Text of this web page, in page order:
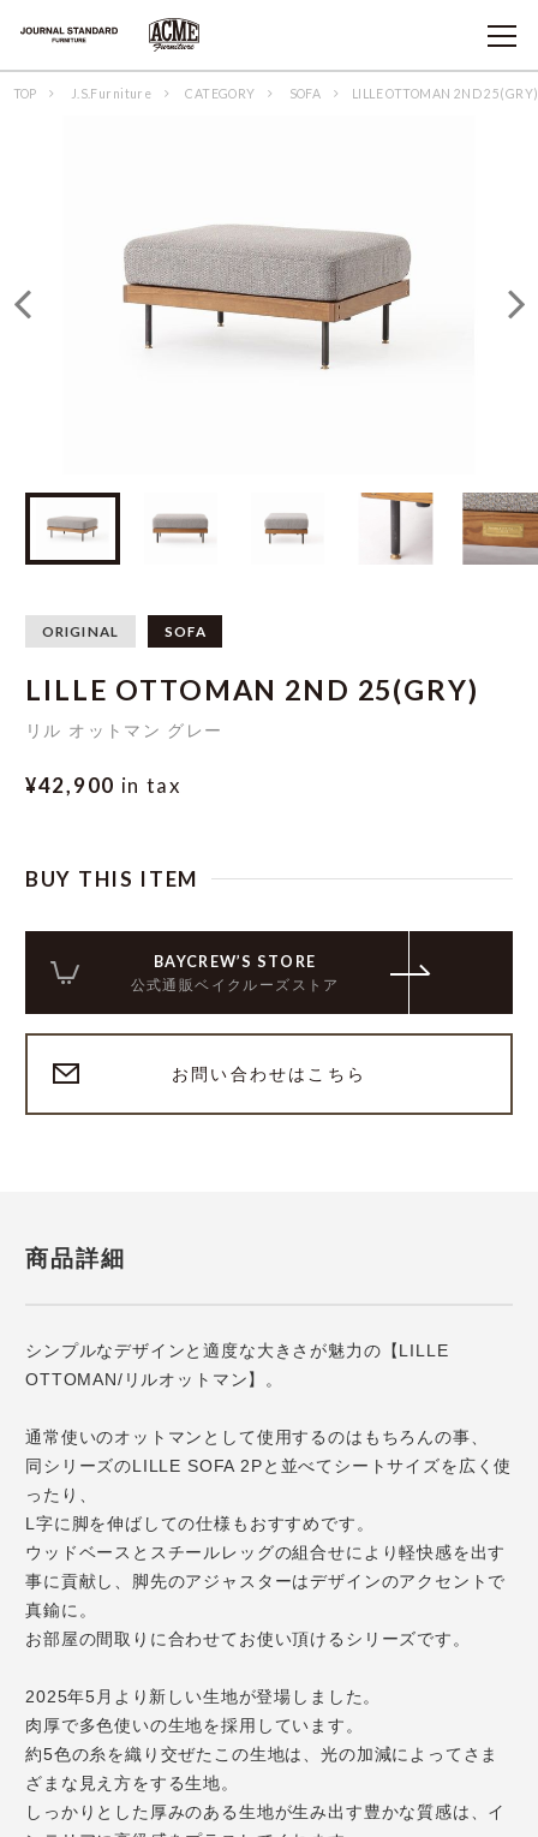
TOP J.S.Furniture CATEGORY SOFA LILLE OTTOMAN 2ND 25(GRY)
ORIGINAL SOFA
LILLE OTTOMAN 2ND 25(GRY)
リル オットマン グレー
¥42,900 in tax
BUY THIS ITEM
BAYCREW’S STORE
公式通販ベイクルーズストア
お問い合わせはこちら
商品詳細
シンプルなデザインと適度な大きさが魅力の【LILLE
OTTOMAN/リルオットマン】。
通常使いのオットマンとして使用するのはもちろんの事、
同シリーズのLILLE SOFA 2Pと並べてシートサイズを広く使
ったり、
L字に脚を伸ばしての仕様もおすすめです。
ウッドベースとスチールレッグの組合せにより軽快感を出す
事に貢献し、脚先のアジャスターはデザインのアクセントで
真鍮に。
お部屋の間取りに合わせてお使い頂けるシリーズです。
2025年5月より新しい生地が登場しました。
肉厚で多色使いの生地を採用しています。
約5色の糸を織り交ぜたこの生地は、光の加減によってさま
ざまな見え方をする生地。
しっかりとした厚みのある生地が生み出す豊かな質感は、イ